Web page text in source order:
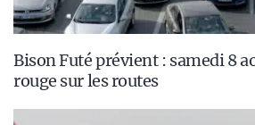
Bison Futé prévient : samedi 8
rouge sur les routes